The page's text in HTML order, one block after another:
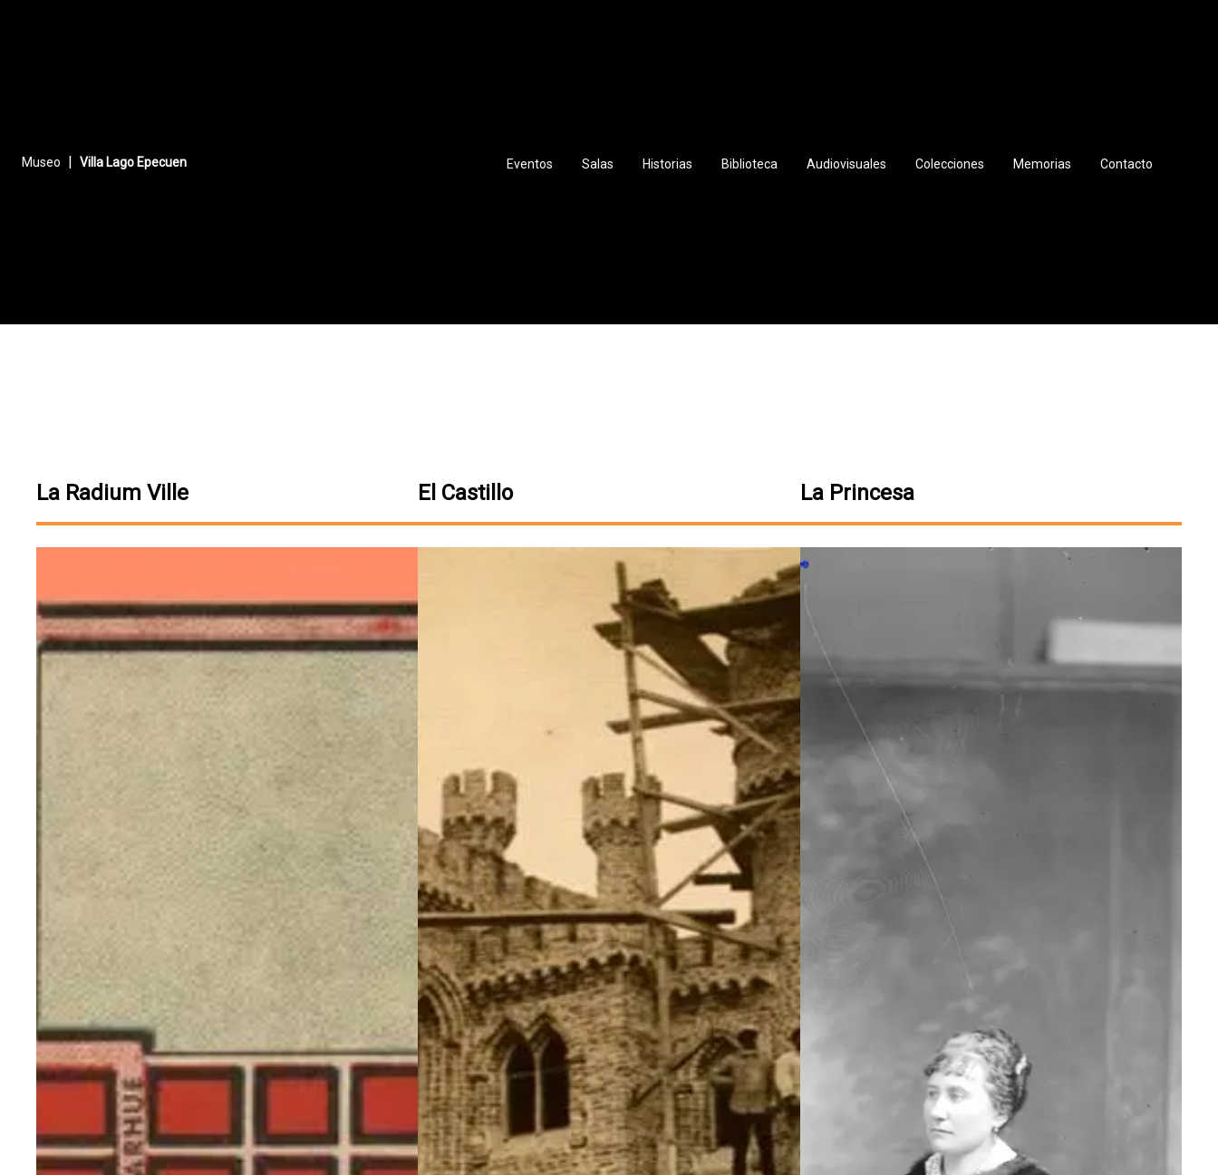
Museo Villa Lago Epecuen Eventos Salas Historias Biblioteca Audiovisuales Colecciones Memorias Contacto
La Radium Ville El Castillo La Princesa